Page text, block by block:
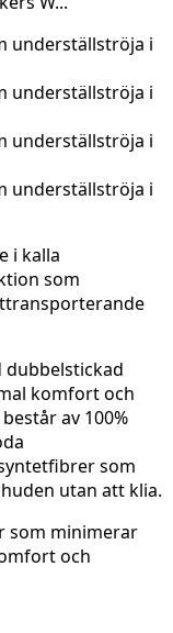
i kalla
som
dubbelstickad
komfort och
av 100%
som
utan att klia.
som minimerar
och